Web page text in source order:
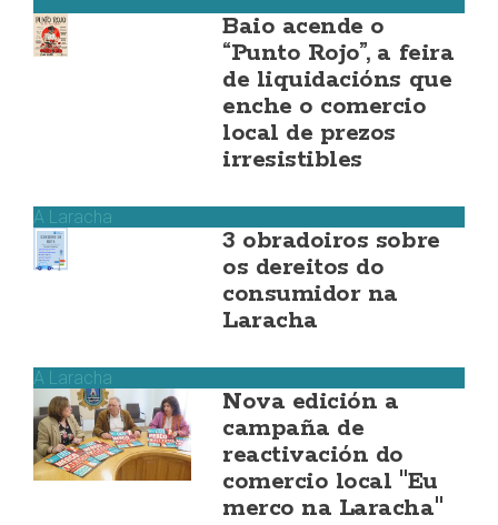
Baio acende o
“Punto Rojo”, a feira
de liquidacións que
enche o comercio
local de prezos
irresistibles
A Laracha
3 obradoiros sobre
os dereitos do
consumidor na
Laracha
A Laracha
Nova edición a
campaña de
reactivación do
comercio local "Eu
merco na Laracha"